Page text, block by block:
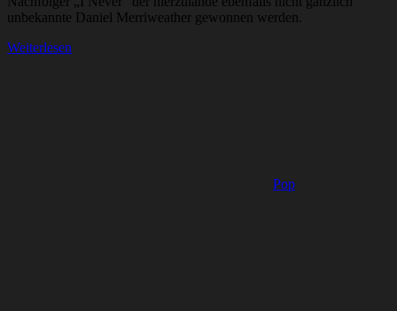
unbekannte Daniel Merriweather gewonnen werden.
Weiterlesen
Pop